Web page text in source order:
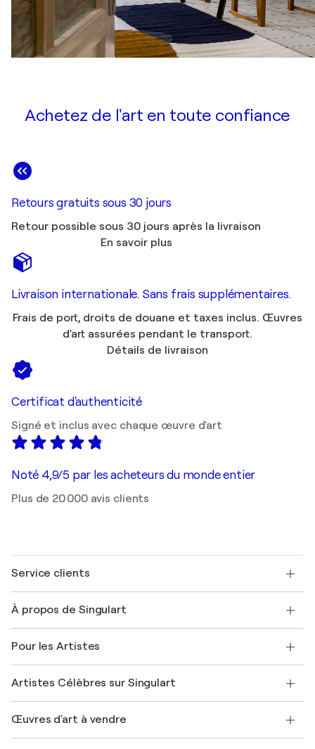
Achetez de l'art en toute confiance
Retours gratuits sous 30 jours
Retour possible sous 30 jours après la livraison
En savoir plus
Livraison internationale. Sans frais supplémentaires.
Frais de port, droits de douane et taxes inclus. Œuvres
d'art assurées pendant le transport.
Détails de livraison
Certificat d'authenticité
Signé et inclus avec chaque œuvre d'art
Noté 4,9/5 par les acheteurs du monde entier
Plus de 20 000 avis clients
Service clients
Expédition
Offrir une carte cadeau
Rejoignez notre programme commercial
Mon compte
+33 1 76 44 06 42
À propos de Singulart
FAQ
Magazine Singulart
Emplois
Découvrez une sélection d'art original
Pour les Artistes
Se connecter en tant qu'Artiste
Artistes Célèbres sur Singulart
Marc Chagall
Œuvres d'art à vendre